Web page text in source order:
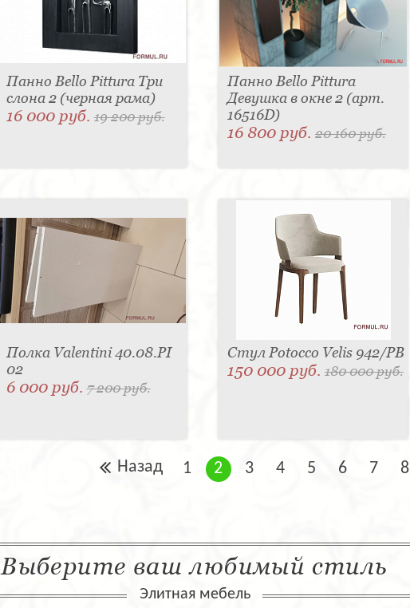
Панно Bello Pittura Три
слона 2 (черная рама)
16 000 руб.19 200 руб.
Панно Bello Pittura
Девушка в окне 2 (арт.
16516D)
16 800 руб. 20 160 руб.
Полка Valentini 40.08.PI
02
6 000 руб.7 200 руб.
Стул Potocco Velis 942/PB
150 000 руб. 180 000 руб.
Назад 1 2 3 4 5 6 7 8
Выберите ваш любимый стиль
Элитная мебель